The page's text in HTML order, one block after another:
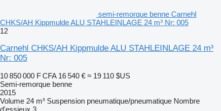
semi-remorque benne Carnehl
CHKS/AH Kippmulde ALU STAHLEINLAGE 24 m³ Nr: 005
12
Carnehl CHKS/AH Kippmulde ALU STAHLEINLAGE 24 m³
Nr: 005
10 850 000 F CFA 16 540 € ≈ 19 110 $US
Semi-remorque benne
2015
Volume 24 m³ Suspension pneumatique/pneumatique Nombre
d'essieux 3